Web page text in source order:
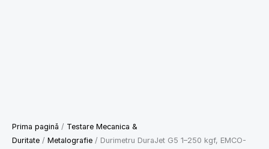
Prima pagină / Testare Mecanica &
Duritate / Metalografie / Durimetru DuraJet G5 1–250 kgf, EMCO-